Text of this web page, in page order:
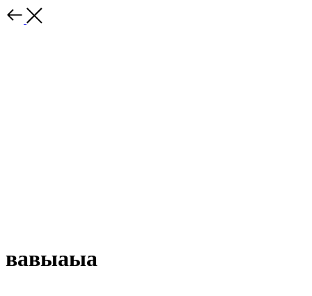
вавыаыа